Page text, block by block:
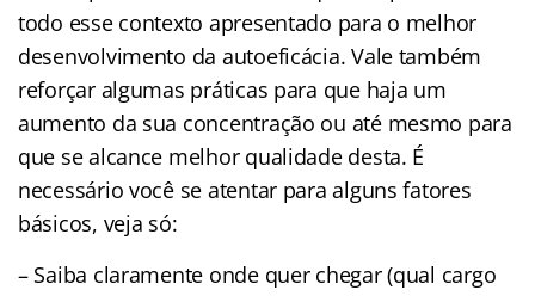
todo esse contexto apresentado para o melhor
desenvolvimento da autoeficácia. Vale também
reforçar algumas práticas para que haja um
aumento da sua concentração ou até mesmo para
que se alcance melhor qualidade desta. É
necessário você se atentar para alguns fatores
básicos, veja só:
– Saiba claramente onde quer chegar (qual cargo